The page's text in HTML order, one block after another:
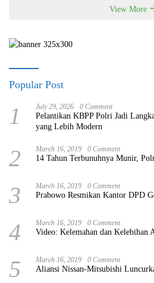
View More
Popular Post
1 July 29, 2026 0 Comment
Pelantikan KBPP Polri Jadi
yang Lebih Modern
2 March 16, 2019 0 Comment
14 Tahun Terbunuhnya Munir,
3 March 16, 2019 0 Comment
Prabowo Resmikan Kantor DPD
4 March 16, 2019 0 Comment
Video: Kelemahan dan Kelebihan
5 March 16, 2019 0 Comment
Aliansi Nissan-Mitsubishi